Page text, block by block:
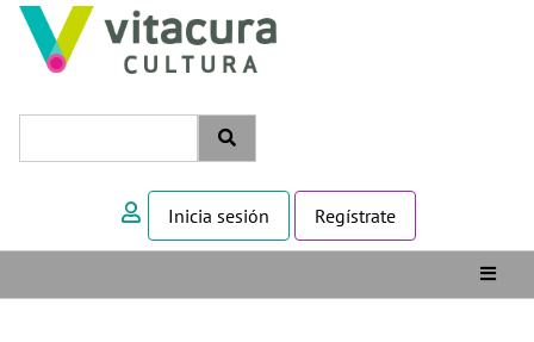
Inicia sesión Regístrate